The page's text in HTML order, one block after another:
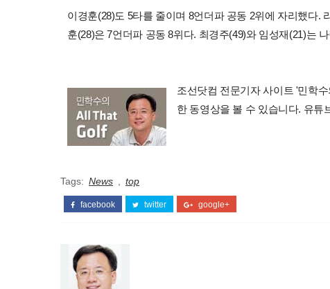
이경훈(28)도 5타를 줄이며 8언더파 공동 2위에 자리했다.
훈(28)은 7언더파 공동 8위다. 최경주(49)와 임성재(21)는
조선닷컴 전문기자 사이트 '민학
한 동영상을 볼 수 있습니다. 유튜
Tags: News top
facebook twitter google+